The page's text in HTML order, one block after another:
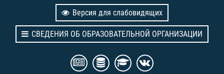
Версия для слабовидящих
СВЕДЕНИЯ ОБ ОБРАЗОВАТЕЛЬНОЙ ОРГАНИЗАЦИИ